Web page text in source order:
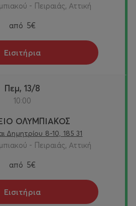
- Πειραιάς, Αττική
από 5€
Εισιτήρια
Πεμ, 13/8
10:00
ΟΛΥΜΠΙΑΚΟΣ
Δημητρίου 8-10, 185 31
- Πειραιάς, Αττική
από 5€
Εισιτήρια